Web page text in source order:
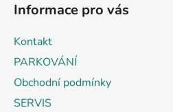
Informace pro vás
Kontakt
PARKOVÁNÍ
Obchodní podmínky
SERVIS